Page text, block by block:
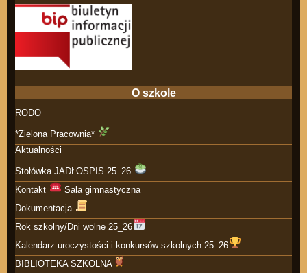
O szkole
RODO
*Zielona Pracownia*
Aktualności
Stołówka JADŁOSPIS 25_26
Kontakt
Sala gimnastyczna
Dokumentacja
Rok szkolny/Dni wolne 25_26
Kalendarz uroczystości i konkursów szkolnych 25_26
BIBLIOTEKA SZKOLNA